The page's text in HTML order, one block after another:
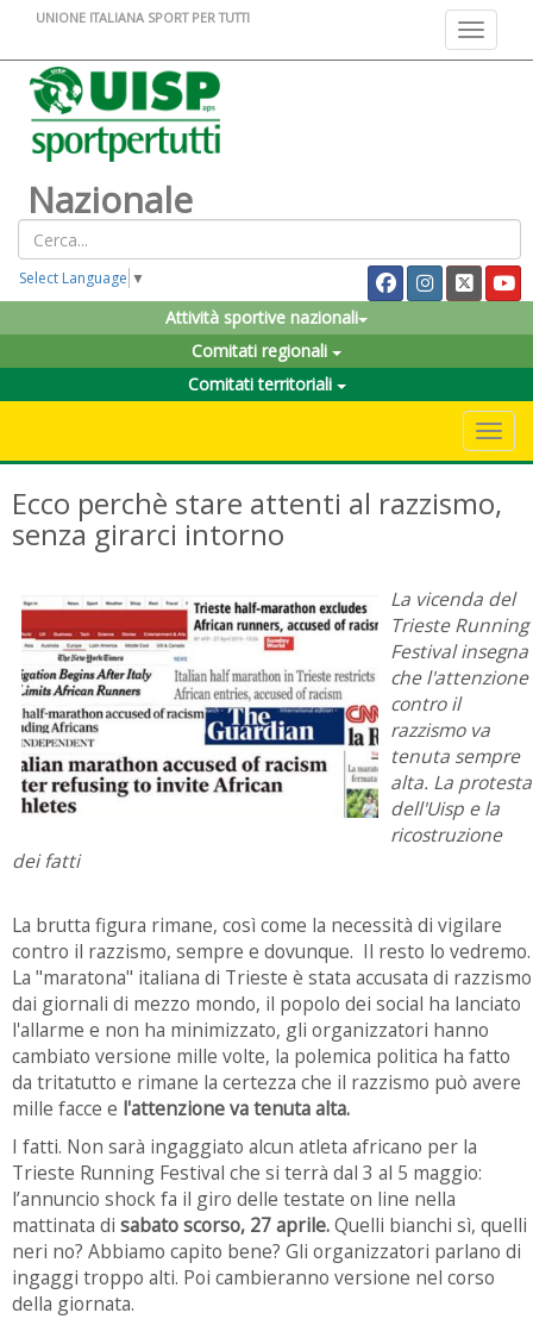
Toggle
UNIONE ITALIANA SPORT PER TUTTI
Nazionale
Select Language ▼
Attività sportive nazionali
Comitati regionali
Comitati territoriali
Ecco perchè stare attenti al razzismo,
senza girarci intorno
La vicenda del
Trieste Running
Festival insegna
che l'attenzione
contro il
razzismo va
tenuta sempre
alta. La protesta
dell'Uisp e la
ricostruzione
dei fatti
La brutta figura rimane, così come la necessità di vigilare
contro il razzismo, sempre e dovunque. Il resto lo vedremo.
La "maratona" italiana di Trieste è stata accusata di razzismo
dai giornali di mezzo mondo, il popolo dei social ha lanciato
l'allarme e non ha minimizzato, gli organizzatori hanno
cambiato versione mille volte, la polemica politica ha fatto
da tritatutto e rimane la certezza che il razzismo può avere
mille facce e l'attenzione va tenuta alta.
I fatti. Non sarà ingaggiato alcun atleta africano per la
Trieste Running Festival che si terrà dal 3 al 5 maggio:
l’annuncio shock fa il giro delle testate on line nella
mattinata di sabato scorso, 27 aprile.Quelli bianchi sì, quelli
neri no? Abbiamo capito bene? Gli organizzatori parlano di
ingaggi troppo alti. Poi cambieranno versione nel corso
della giornata.